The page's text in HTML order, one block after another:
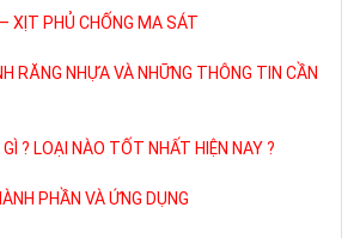
XỊT PHỦ CHỐNG MA SÁT
RĂNG NHỰA VÀ NHỮNG THÔNG TIN CẦN
? LOẠI NÀO TỐT NHẤT HIỆN NAY ?
PHẦN VÀ ỨNG DỤNG